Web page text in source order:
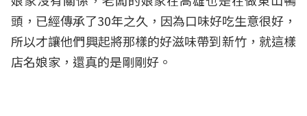
頭，已經傳承了30年之久，因為口味好吃生意很好，
所以才讓他們興起將那樣的好滋味帶到新竹，就這樣
店名娘家，還真的是剛剛好。